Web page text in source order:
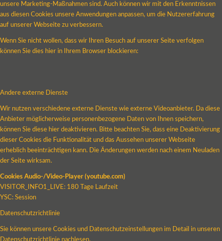
unsere Marketing-Maßnahmen sind. Auch können wir mit den Erkenntnissen
aus diesen Cookies unsere Anwendungen anpassen, um die Nutzererfahrung
auf unserer Webseite zu verbessern.
Wenn Sie nicht wollen, dass wir Ihren Besuch auf unserer Seite verfolgen
können Sie dies hier in Ihrem Browser blockieren:
Andere externe Dienste
Wir nutzen verschiedene externe Dienste wie externe Videoanbieter. Da diese
Anbieter möglicherweise personenbezogene Daten von Ihnen speichern,
können Sie diese hier deaktivieren. Bitte beachten Sie, dass eine Deaktivierung
dieser Cookies die Funktionalität und das Aussehen unserer Webseite
erheblich beeinträchtigen kann. Die Änderungen werden nach einem Neuladen
der Seite wirksam.
Cookies Audio-/Video-Player (youtube.com)
VISITOR_INFO1_LIVE: 180 Tage Laufzeit
YSC: Session
Datenschutzrichtlinie
Sie können unsere Cookies und Datenschutzeinstellungen im Detail in unseren